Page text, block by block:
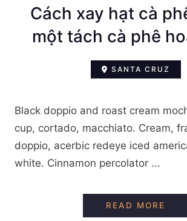
Cách xay hạt cà
một tách cà phê
SANTA CRUZ
Black doppio and roast cream
cup, cortado, macchiato. Cream,
doppio, acerbic redeye iced
white. Cinnamon percolator ...
READ MORE